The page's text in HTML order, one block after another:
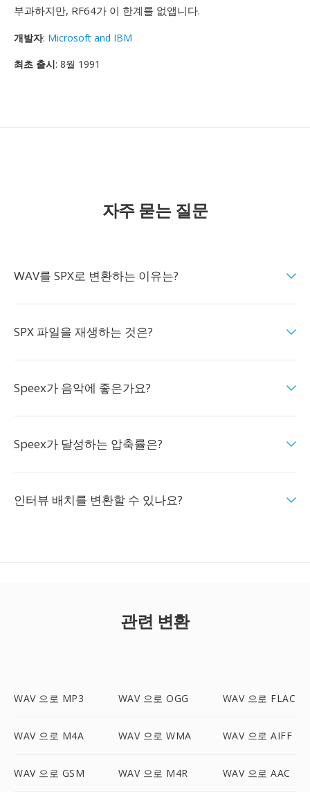
부과하지만, RF64가 이 한계를 없앱니다.
개발자: Microsoft and IBM
최초 출시: 8월 1991
자주 묻는 질문
WAV를 SPX로 변환하는 이유는?
SPX 파일을 재생하는 것은?
Speex가 음악에 좋은가요?
Speex가 달성하는 압축률은?
인터뷰 배치를 변환할 수 있나요?
관련 변환
WAV 으로 MP3 WAV 으로 OGG WAV 으로 FLAC
WAV 으로 M4A WAV 으로 WMA WAV 으로 AIFF
WAV 으로 GSM WAV 으로 M4R WAV 으로 AAC